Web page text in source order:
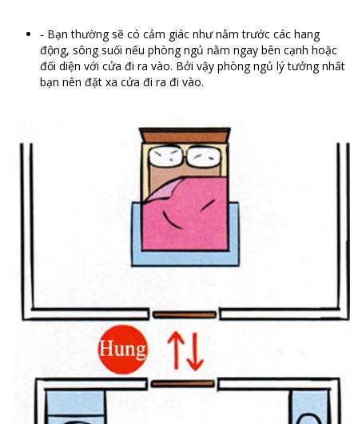
- Bạn thường sẽ có cảm giác như nằm trước các hang
động, sông suối nếu phòng ngủ nằm ngay bên cạnh hoặc
đối diện với cửa đi ra vào. Bởi vậy phòng ngủ lý tưởng nhất
bạn nên đặt xa cửa đi ra đi vào.